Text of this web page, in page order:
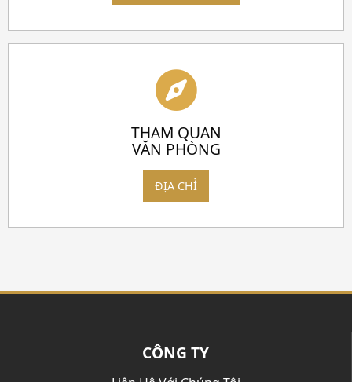
THAM QUAN
VĂN PHÒNG
ĐỊA CHỈ
CÔNG TY